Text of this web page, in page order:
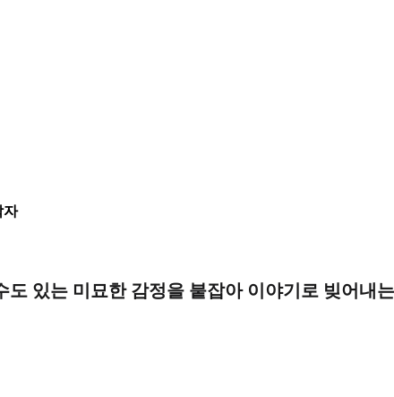
자
있는 미묘한 감정을 붙잡아 이야기로 빚어내